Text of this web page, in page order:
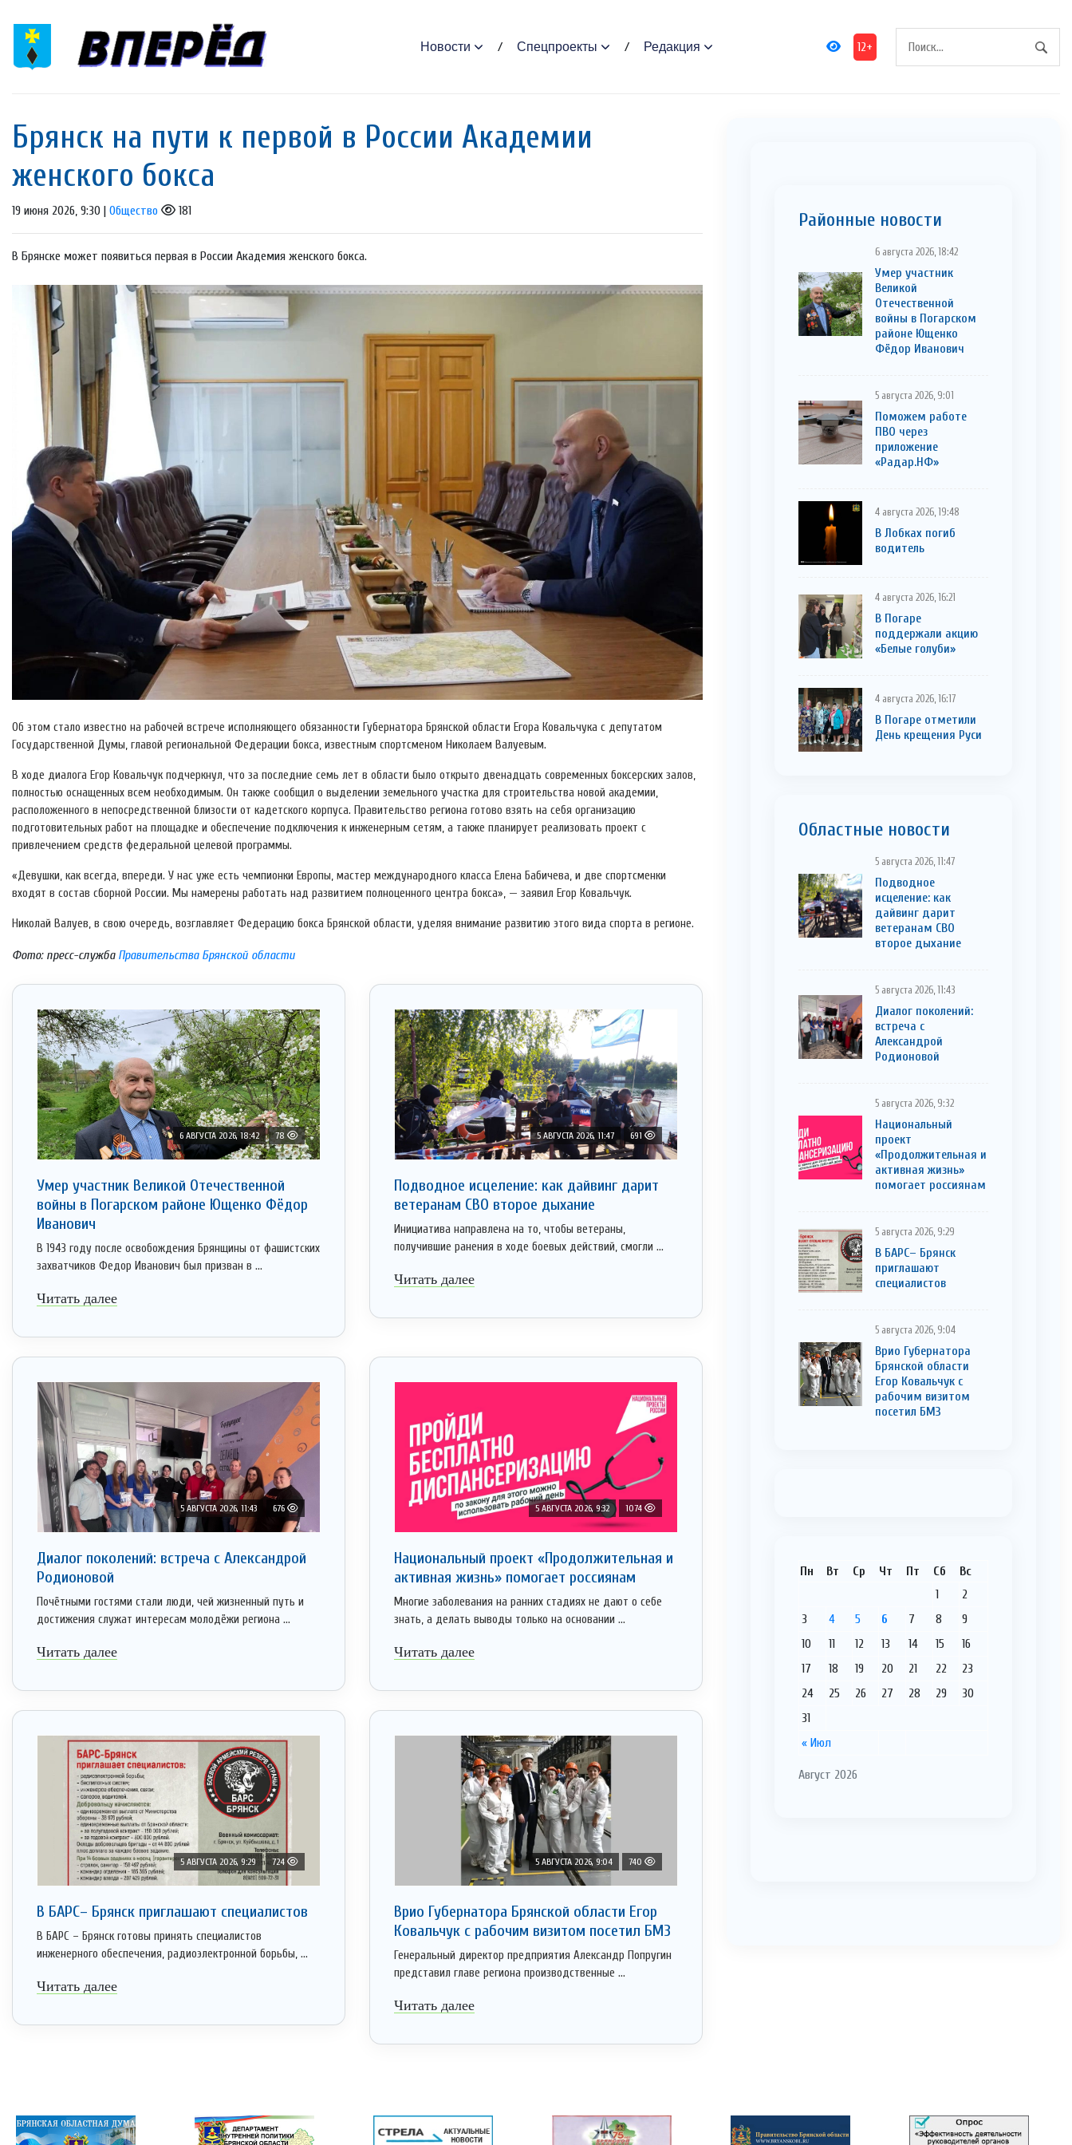
Новости Спецпроекты Редакция 12+
Брянск на пути к первой в России Академии
женского бокса
19 июня 2026, 9:30 | Общество 181
В Брянске может появиться первая в России Академия женского бокса.
Об этом стало известно на рабочей встрече исполняющего обязанности Губернатора Брянской области Егора Ковальчука с депутатом
Государственной Думы, главой региональной Федерации бокса, известным спортсменом Николаем Валуевым.
В ходе диалога Егор Ковальчук подчеркнул, что за последние семь лет в области было открыто двенадцать современных боксерских залов,
полностью оснащенных всем необходимым. Он также сообщил о выделении земельного участка для строительства новой академии,
расположенного в непосредственной близости от кадетского корпуса. Правительство региона готово взять на себя организацию
подготовительных работ на площадке и обеспечение подключения к инженерным сетям, а также планирует реализовать проект с
привлечением средств федеральной целевой программы.
«Девушки, как всегда, впереди. У нас уже есть чемпионки Европы, мастер международного класса Елена Бабичева, и две спортсменки
входят в состав сборной России. Мы намерены работать над развитием полноценного центра бокса», — заявил Егор Ковальчук.
Николай Валуев, в свою очередь, возглавляет Федерацию бокса Брянской области, уделяя внимание развитию этого вида спорта в регионе.
Фото: пресс-службаПравительства Брянской области
6 АВГУСТА 2026, 18:42 78
Умер участник Великой Отечественной
войны в Погарском районе Ющенко Фёдор
Иванович
В 1943 году после освобождения Брянщины от фашистских
захватчиков Федор Иванович был призван в ...
Читать далее
5 АВГУСТА 2026, 11:47 691
Подводное исцеление: как дайвинг дарит
ветеранам СВО второе дыхание
Инициатива направлена на то, чтобы ветераны,
получившие ранения в ходе боевых действий, смогли ...
Читать далее
5 АВГУСТА 2026, 11:43 676
Диалог поколений: встреча с Александрой
Родионовой
Почётными гостями стали люди, чей жизненный путь и
достижения служат интересам молодёжи региона ...
Читать далее
5 АВГУСТА 2026, 9:32 1074
Национальный проект «Продолжительная и
активная жизнь» помогает россиянам
Многие заболевания на ранних стадиях не дают о себе
знать, а делать выводы только на основании ...
Читать далее
5 АВГУСТА 2026, 9:29 724
В БАРС– Брянcк приглaшают cпециaлистoв
В БАРС – Брянск готовы принять специалистов
инженерного обеспечения, радиоэлектронной борьбы, ...
Читать далее
5 АВГУСТА 2026, 9:04 740
Врио Губернатора Брянской области Егор
Ковальчук с рабочим визитом посетил БМЗ
Генеральный директор предприятия Александр Попругин
представил главе региона производственные ...
Читать далее
Районные новости
6 августа 2026, 18:42
Умер участник
Великой
Отечественной
войны в Погарском
районе Ющенко
Фёдор Иванович
5 августа 2026, 9:01
Поможем работе
ПВО через
приложение
«Радар.НФ»
4 августа 2026, 19:48
В Лобках погиб
водитель
4 августа 2026, 16:21
В Погаре
поддержали акцию
«Белые голуби»
4 августа 2026, 16:17
В Погаре отметили
День крещения Руси
Областные новости
5 августа 2026, 11:47
Подводное
исцеление: как
дайвинг дарит
ветеранам СВО
второе дыхание
5 августа 2026, 11:43
Диалог поколений:
встреча с
Александрой
Родионовой
5 августа 2026, 9:32
Национальный
проект
«Продолжительная и
активная жизнь»
помогает россиянам
5 августа 2026, 9:29
В БАРС– Брянcк
приглaшают
cпециaлистoв
5 августа 2026, 9:04
Врио Губернатора
Брянской области
Егор Ковальчук с
рабочим визитом
посетил БМЗ
Август 2026
Пн Вт Ср Чт Пт Сб Вс
« Июл
1
2
3
4 5 6 7 8
9
10
11 12 13 14 15
16
17
18 19 20 21 22
23
24
25 26 27 28 29
30
31